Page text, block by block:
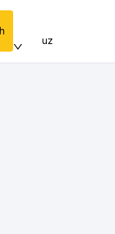
uz